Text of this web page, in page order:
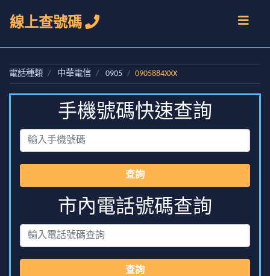
線上查號碼
電話種類 中華電信 0905 0905884XXX
手機號碼快速查詢
查詢
市內電話號碼查詢
查詢